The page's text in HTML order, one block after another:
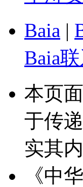
Baia |
Baia
本页
于传
实其
《中